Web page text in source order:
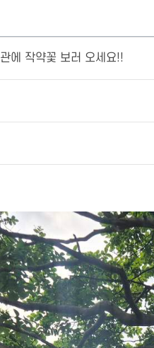
에 작약꽃 보러 오세요!!